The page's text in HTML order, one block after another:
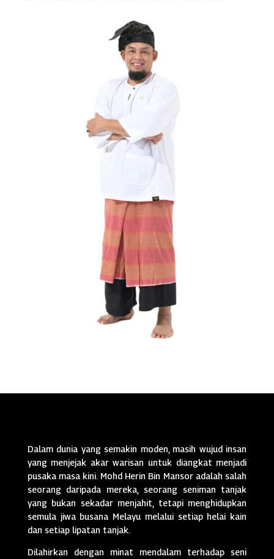
Dalam dunia yang semakin moden, masih wujud insan
yang menjejak akar warisan untuk diangkat menjadi
pusaka masa kini. Mohd Herin Bin Mansor adalah salah
seorang daripada mereka, seorang seniman tanjak
yang bukan sekadar menjahit, tetapi menghidupkan
semula jiwa busana Melayu melalui setiap helai kain
dan setiap lipatan tanjak.
Dilahirkan dengan minat mendalam terhadap seni